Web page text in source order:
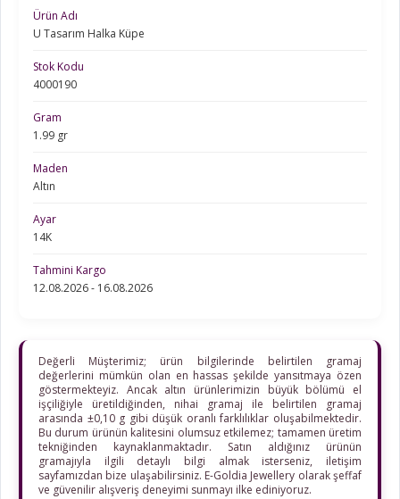
Ürün Adı
U Tasarım Halka Küpe
Stok Kodu
4000190
Gram
1.99 gr
Maden
Altın
Ayar
14K
Tahmini Kargo
12.08.2026 - 16.08.2026
Değerli Müşterimiz; ürün bilgilerinde belirtilen gramaj
değerlerini mümkün olan en hassas şekilde yansıtmaya özen
göstermekteyiz. Ancak altın ürünlerimizin büyük bölümü el
işçiliğiyle üretildiğinden, nihai gramaj ile belirtilen gramaj
arasında ±0,10 g gibi düşük oranlı farklılıklar oluşabilmektedir.
Bu durum ürünün kalitesini olumsuz etkilemez; tamamen üretim
tekniğinden kaynaklanmaktadır. Satın aldığınız ürünün
gramajıyla ilgili detaylı bilgi almak isterseniz, iletişim
sayfamızdan bize ulaşabilirsiniz. E-Goldia Jewellery olarak şeffaf
ve güvenilir alışveriş deneyimi sunmayı ilke ediniyoruz.